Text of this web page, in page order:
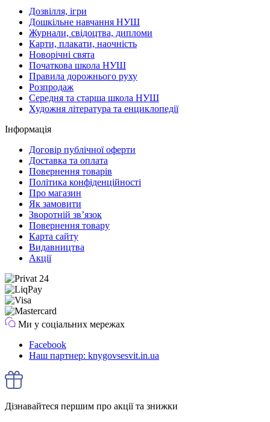
Дозвілля, ігри
Дошкільне навчання НУШ
Журнали, свідоцтва, дипломи
Карти, плакати, наочність
Новорічні свята
Початкова школа НУШ
Правила дорожнього руху
Розпродаж
Середня та старша школа НУШ
Художня література та енциклопедії
Інформація
Договір публічної оферти
Доставка та оплата
Повернення товарів
Політика конфіденційності
Про магазин
Як замовити
Зворотній зв’язок
Повернення товару
Карта сайту
Видавництва
Акції
Ми у соціальних мережах
Facebook
Наш партнер: knygovsesvit.in.ua
Дізнавайтеся першим про акції та знижки